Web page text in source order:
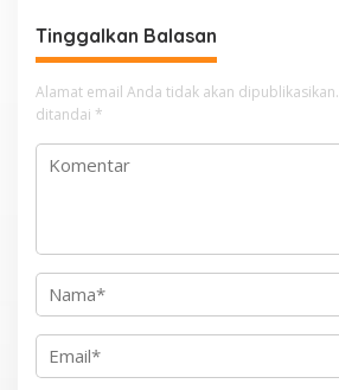
a
s
i
p
o
Tinggalkan Balasan
Alamat email Anda tidak akan dipublikasikan.
ditandai *